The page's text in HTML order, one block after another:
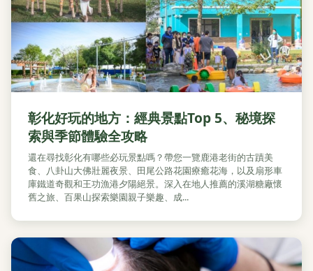
彰化好玩的地方：經典景點Top 5、秘境探
索與季節體驗全攻略
還在尋找彰化有哪些必玩景點嗎？帶您一覽鹿港老街的古蹟美
食、八卦山大佛壯麗夜景、田尾公路花園療癒花海，以及扇形車
庫鐵道奇觀和王功漁港夕陽絕景。深入在地人推薦的溪湖糖廠懷
舊之旅、百果山探索樂園親子樂趣、成...